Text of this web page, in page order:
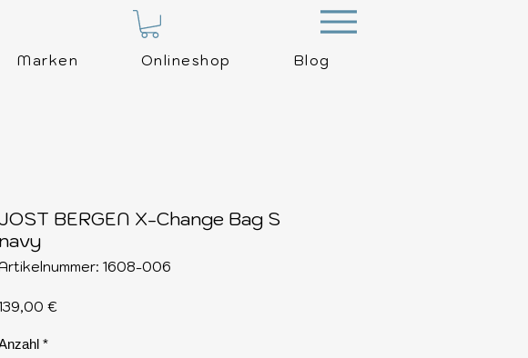
Menu
Marken Onlineshop Blog
BERGEN X-Change Bag S
navy
1608-006
€Preis
*